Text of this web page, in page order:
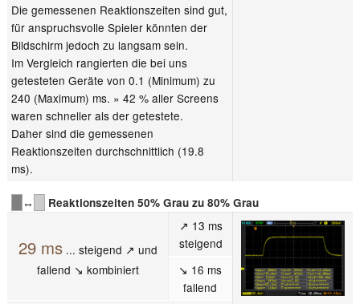
Die gemessenen Reaktionszeiten sind gut,
für anspruchsvolle Spieler könnten der
Bildschirm jedoch zu langsam sein.
Im Vergleich rangierten die bei uns
getesteten Geräte von 0.1 (Minimum) zu
240 (Maximum) ms. » 42 % aller Screens
waren schneller als der getestete.
Daher sind die gemessenen
Reaktionszeiten durchschnittlich (19.8
ms).
↔ Reaktionszeiten 50% Grau zu 80% Grau
29 ms... steigend ↗ und
fallend ↘ kombiniert
↗ 13 ms
steigend
↘ 16 ms
fallend